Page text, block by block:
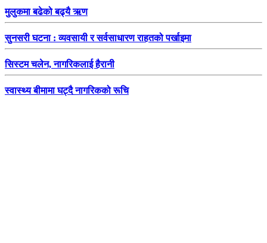
मुलुकमा बढेको बढ्यै ऋण
सुनसरी घटना : व्यवसायी र सर्वसाधारण राहतको पर्खाइमा
सिस्टम चलेन, नागरिकलाई हैरानी
स्वास्थ्य बीमामा घट्दै नागरिकको रूचि